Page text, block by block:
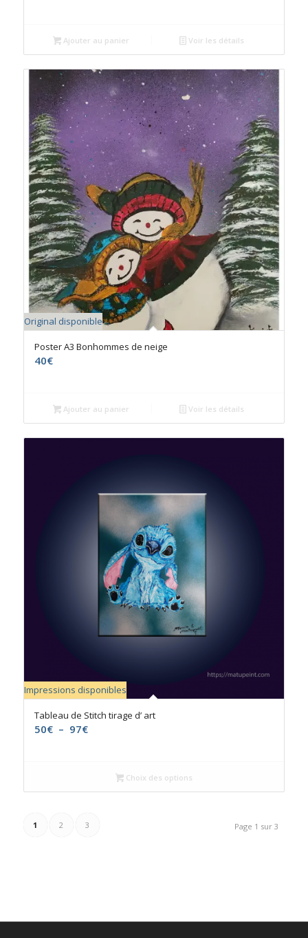
Ajouter au panier Voir les détails
Original disponible
Poster A3 Bonhommes de neige
40€
Ajouter au panier Voir les détails
Impressions disponibles
5.00
Tableau de Stitch tirage d’ art
50€ – 97€Plage
à
Choix des options
Page 1 sur 3
1 2 3